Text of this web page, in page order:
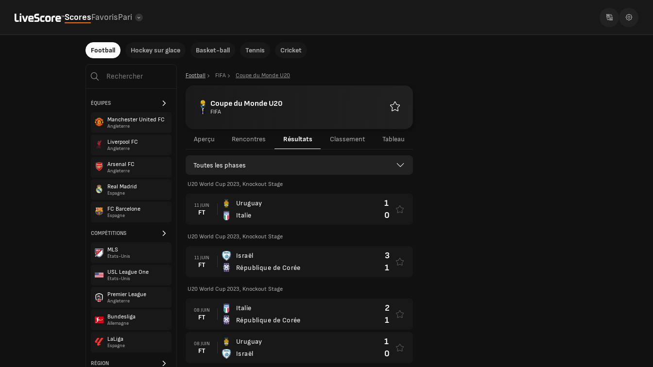
ScoresFavorisPari
Football Hockey sur glace Basket-ball Tennis Cricket
ÉQUIPES
Manchester United FC
Angleterre
Liverpool FC
Angleterre
Arsenal FC
Angleterre
Real Madrid
Espagne
FC Barcelone
Espagne
COMPÉTITIONS
MLS
États-Unis
USL League One
États-Unis
Premier League
Angleterre
Bundesliga
Allemagne
LaLiga
Espagne
RÉGION
Football FIFA Coupe du Monde U20
Coupe du Monde U20
FIFA
Aperçu Rencontres Résultats Classement Tableau
Toutes les phases
U20 World Cup 2023, Knockout Stage
11 JUIN
FT
Uruguay
Italie
1
0
U20 World Cup 2023, Knockout Stage
11 JUIN
FT
Israël
République de Corée
3
1
U20 World Cup 2023, Knockout Stage
08 JUIN
FT
Italie
République de Corée
2
1
08 JUIN
FT
Uruguay
Israël
1
0